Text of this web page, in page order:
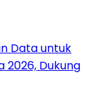
Data untuk
2026, Dukung